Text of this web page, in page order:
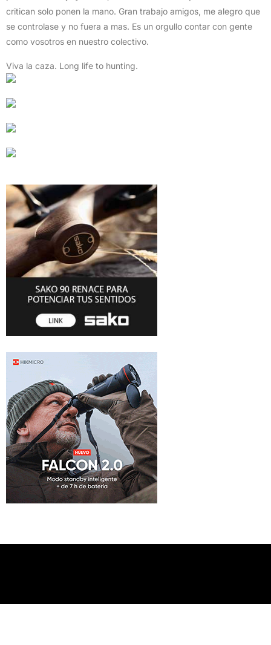
critican solo ponen la mano. Gran trabajo amigos, me alegro que
se controlase y no fuera a mas. Es un orgullo contar con gente
como vosotros en nuestro colectivo.
Viva la caza. Long life to hunting.